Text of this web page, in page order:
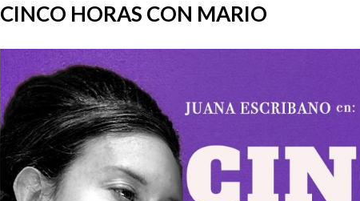
CINCO HORAS CON MARIO